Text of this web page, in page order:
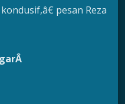
pesan Reza